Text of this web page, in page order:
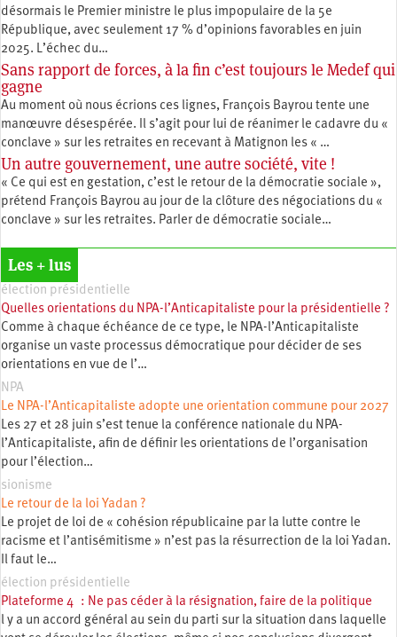
désormais le Premier ministre le plus impopulaire de la 5e
République, avec seulement 17 % d’opinions favorables en juin
2025. L’échec du…
Sans rapport de forces, à la fin c’est toujours le Medef qui
gagne
Au moment où nous écrions ces lignes, François Bayrou tente une
manœuvre désespérée. Il s’agit pour lui de réanimer le cadavre du «
conclave » sur les retraites en recevant à Matignon les « …
Un autre gouvernement, une autre société, vite !
« Ce qui est en gestation, c’est le retour de la démocratie sociale »,
prétend François Bayrou au jour de la clôture des négociations du «
conclave » sur les retraites. Parler de démocratie sociale…
Les + lus
élection présidentielle
Quelles orientations du NPA-l’Anticapitaliste pour la présidentielle ?
Comme à chaque échéance de ce type, le NPA-l’Anticapitaliste
organise un vaste processus démocratique pour décider de ses
orientations en vue de l’…
NPA
Le NPA-l’Anticapitaliste adopte une orientation commune pour 2027
Les 27 et 28 juin s’est tenue la conférence nationale du NPA-
l’Anticapitaliste, afin de définir les orientations de l’organisation
pour l’élection…
sionisme
Le retour de la loi Yadan ?
Le projet de loi de « cohésion républicaine par la lutte contre le
racisme et l’antisémitisme » n’est pas la résurrection de la loi Yadan.
Il faut le…
élection présidentielle
Plateforme 4 : Ne pas céder à la résignation, faire de la politique
l y a un accord général au sein du parti sur la situation dans laquelle